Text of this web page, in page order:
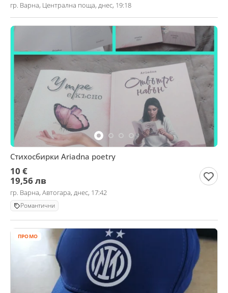
гр. Варна, Централна поща, днес, 19:18
Стихосбирки Ariadna poetry
10 €
19,56 лв
гр. Варна, Автогара, днес, 17:42
Романтични
ПРОМО